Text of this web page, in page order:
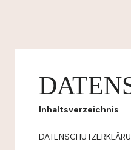
Inhaltsverzeichnis